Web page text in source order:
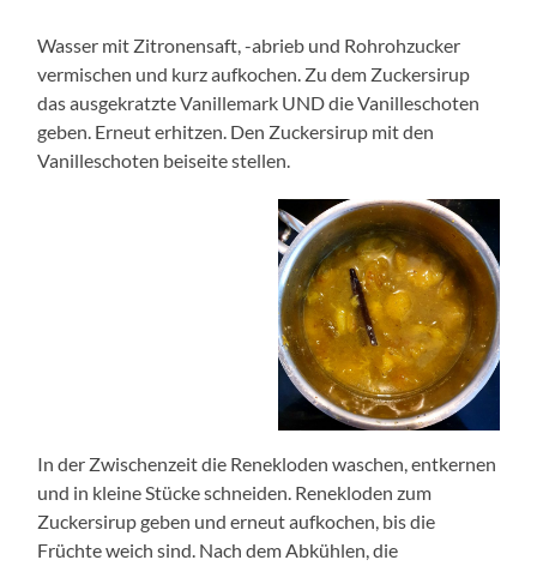
Wasser mit Zitronensaft, -abrieb und Rohrohzucker
vermischen und kurz aufkochen. Zu dem Zuckersirup
das ausgekratzte Vanillemark UND die Vanilleschoten
geben. Erneut erhitzen. Den Zuckersirup mit den
Vanilleschoten beiseite stellen.
In der Zwischenzeit die Renekloden waschen, entkernen
und in kleine Stücke schneiden. Renekloden zum
Zuckersirup geben und erneut aufkochen, bis die
Früchte weich sind. Nach dem Abkühlen, die